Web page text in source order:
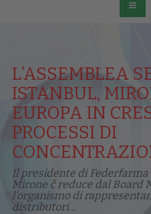
L’ASSEMBLEA
ISTANBUL,
EUROPA IN
PROCESSI DI
Il presidente di
Mirone č reduce dal Board
l'organismo di
distributori...